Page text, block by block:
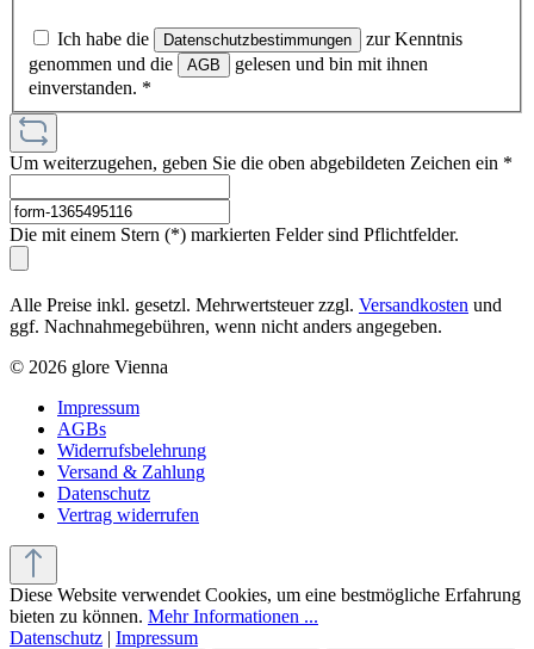
Ich habe die Datenschutzbestimmungen
zur Kenntnis
genommen und die
AGB
gelesen und bin mit ihnen
einverstanden. *
Um weiterzugehen, geben Sie die oben abgebildeten Zeichen ein *
Die mit einem Stern (*) markierten Felder sind Pflichtfelder.
Alle Preise inkl. gesetzl. Mehrwertsteuer zzgl. Versandkosten und
ggf. Nachnahmegebühren, wenn nicht anders angegeben.
© 2026 glore Vienna
Impressum
AGBs
Widerrufsbelehrung
Versand & Zahlung
Datenschutz
Vertrag widerrufen
Diese Website verwendet Cookies, um eine bestmögliche Erfahrung
bieten zu können. Mehr Informationen ...
Datenschutz | Impressum